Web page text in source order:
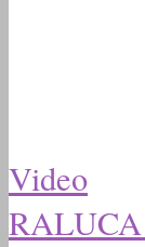
Video